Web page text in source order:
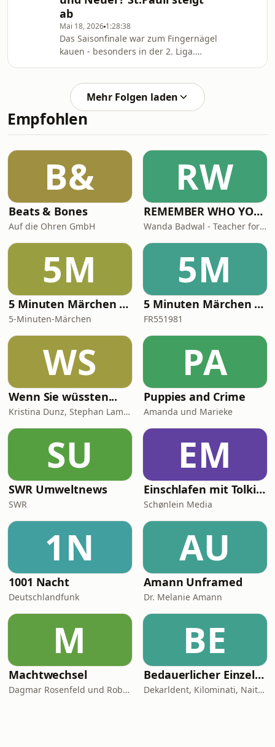
information.
ab
Mai 18, 2026 1:28:38
Das Saisonfinale war zum Fingernägel
kauen - besonders in der 2. Liga.
Bielefeld Ewalds Laune retten. Der
Bundestrainer wird vom 55er Kader
und der Causa Neuer im Sportstudio
überrollt - am Donnerstag wird der
Sondersendung incoming! Hosted on
Acast. See acast.com/privacy for more
information.
Mehr Folgen laden
Empfohlen
B&
Beats & Bones
Auf die Ohren GmbH
RW
REMEMBER WHO YOU ARE - Wanda Badwal
Wanda Badwal - Teacher for Yoga & Meditation, Author, Speaker
5M
5 Minuten Märchen - Frederik der kleine Fuchs - kurze Hörspiele für kleine Abenteurer
5-Minuten-Märchen
5M
5 Minuten Märchen - Josephine die kleine Maus - kurze Hörspiele für kleine Abenteurer
FR551981
WS
Wenn Sie wüssten...
Kristina Dunz, Stephan Lamby und Eva Quadbeck
PA
Puppies and Crime
Amanda und Marieke
SU
SWR Umweltnews
SWR
EM
Einschlafen mit Tolkien
Schønlein Media
1N
1001 Nacht
Deutschlandfunk
AU
Amann Unframed
Dr. Melanie Amann
M
Machtwechsel
Dagmar Rosenfeld und Robin Alexander
BE
Bedauerlicher Einzelfall
Dekarldent, Kilominati, Naitan, JustKarsten, Abdul Chahin